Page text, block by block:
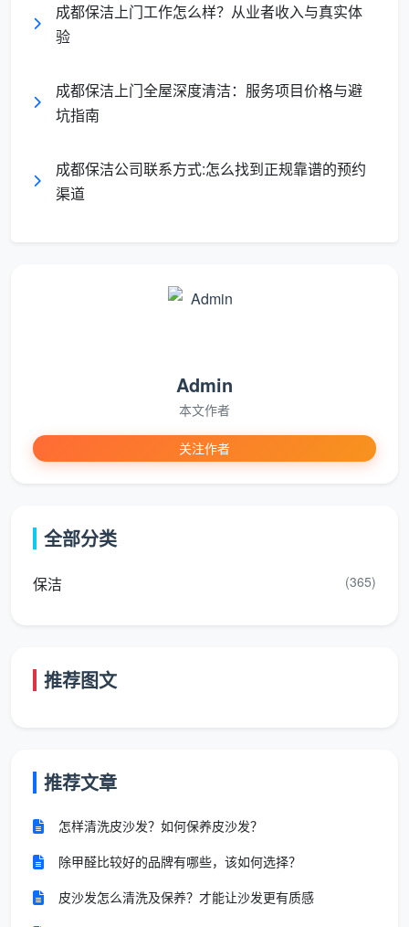
6、安徽尚佰木门被消费者们认为是木门行业首家十
年质保示范，不仅产品品质高，而且商品售后服务也做
者喜爱。
7、华鹤的知名度是很高的，不仅是木门十大品牌，
在家具行业中，华鹤仍然能够登上十大品牌排行榜，作
为黑龙江的知名品牌，华鹤在家居行业的发展十分惊
8、罗兰的产品非常丰富，木门、移门、衣柜、衣帽
业，中国木门30强企业，企业实力十分雄厚。
10、好太太名门是意大利的一个经典名牌，在门产
品行业中，好太太有很高的知名度，特别是好太太室内
成都保洁上门工作怎么样？从业者收入与真实体
验
成都保洁上门全屋深度清洁：服务项目价格与避
坑指南
成都保洁公司联系方式:怎么找到正规靠谱的预约
渠道
Admin
本文作者
关注作者
全部分类
保洁 (365)
推荐图文
推荐文章
怎样清洗皮沙发？如何保养皮沙发？
除甲醛比较好的品牌有哪些，该如何选择？
皮沙发怎么清洗及保养？才能让沙发更有质感